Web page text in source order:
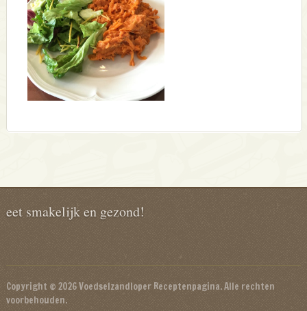
eet smakelijk en gezond!
Copyright © 2026 Voedselzandloper Receptenpagina. Alle rechten
voorbehouden.